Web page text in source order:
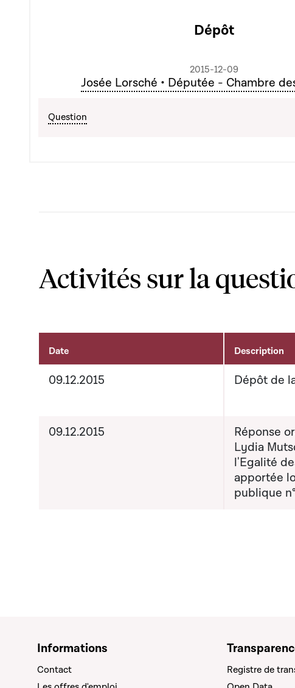
Dépôt
2015-12-09
Josée Lorsché • Députée - Chambre
Question
Activités sur la
Activités liées au dossier
Date Description
09.12.2015 Dépôt de
09.12.2015
Réponse
Lydia
l'Egalité
apportée
publique
Informations
Contact
Registre de